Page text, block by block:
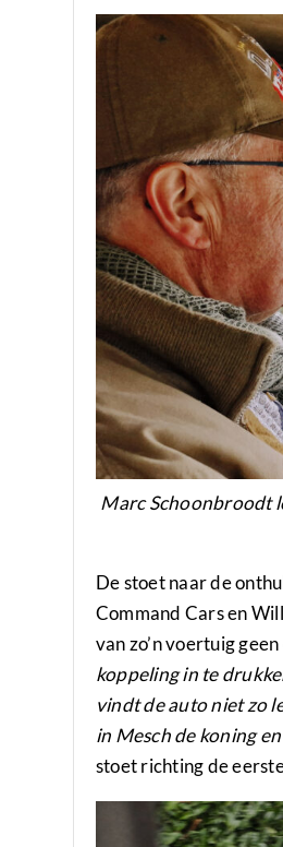
Marc Schoonbroodt
De stoet naar de
Command Cars en
van zo’n voertuig
koppeling in te
vindt de auto niet zo
in Mesch de koning
stoet richting de